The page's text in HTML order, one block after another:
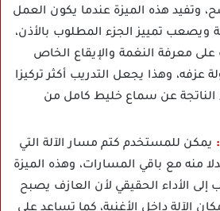
وتفيد هذه الميزة عندما يكون العمل
ويصعب تمييز الجزء المطلوب بالأذن،
معرفة النغمة والإيقاع الخاص
عزفه، وهذا يجعل التدريب أكثر تركيزا
الناتجة عن سماع خليط كامل من
يمكن للمستخدم كتم مسار الآلة التي
منه مع باقي المسارات، وهذه الميزة
إلى الأداء الحقيقي لأن العازف يصبح